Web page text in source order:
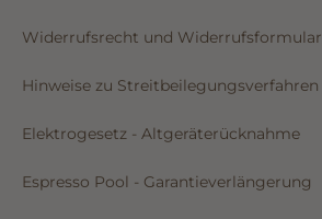
Widerrufsrecht und Widerrufsformular
Hinweise zu Streitbeilegungsverfahren
Elektrogesetz - Altgeräterücknahme
Espresso Pool - Garantieverlängerung